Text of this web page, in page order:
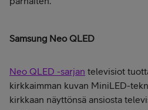
Samsung Neo QLED
Neo QLED -sarjan televisiot
kirkkaimman kuvan MiniLED-
kirkkaan näyttönsä ansiosta